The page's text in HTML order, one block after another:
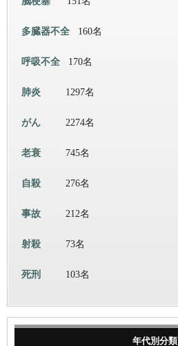
多臓器不全 160名
呼吸不全 170名
肺炎 1297名
がん 2274名
老衰 745名
自殺 276名
事故 212名
射殺 73名
死刑 103名
年代別分類